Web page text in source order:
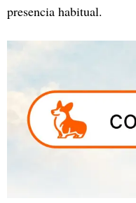
presencia habitual.